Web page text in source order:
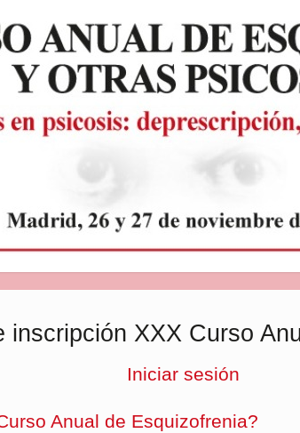
inscripción XXX Curso
Iniciar sesión
Anual de Esquizofrenia?